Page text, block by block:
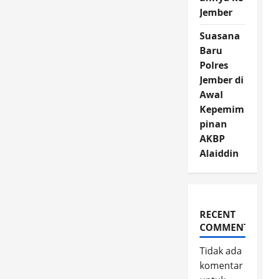
Jember
Suasana
Baru
Polres
Jember di
Awal
Kepemim
pinan
AKBP
Alaiddin
RECENT
COMMENTS
Tidak ada
komentar